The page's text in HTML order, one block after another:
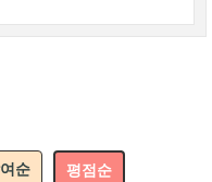
순 평점순